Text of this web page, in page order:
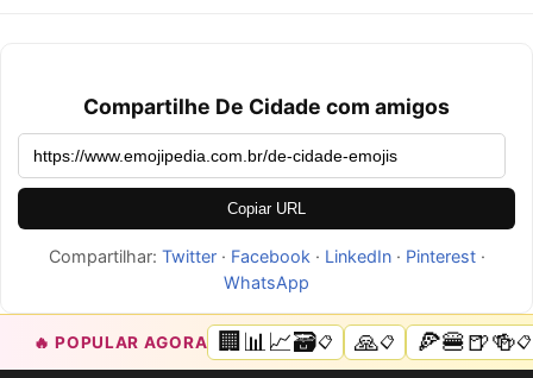
Compartilhe De Cidade com amigos
Copiar URL
Compartilhar: Twitter· Facebook · LinkedIn· Pinterest·
WhatsApp
🔥 POPULAR AGORA 🏢📊📈🗃️📋 🙏📋 🍕🍔🍺🍻📋